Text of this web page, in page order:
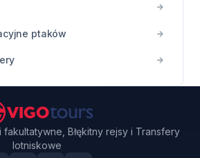
ptaków
Błękitny rejsy i Transfery
lotniskowe